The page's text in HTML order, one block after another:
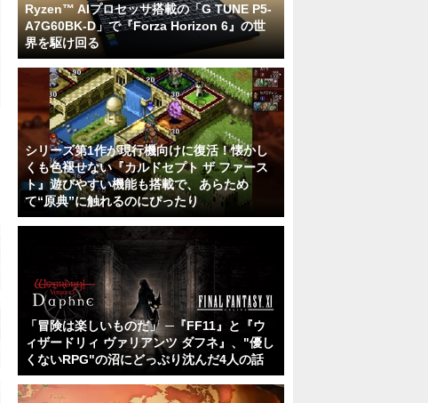
Ryzen™ AIプロセッサ搭載の「G TUNE P5-
A7G60BK-D」で『Forza Horizon 6』の世
界を駆け回る
シリーズ第1作が現行機向けに復活！懐かし
くも色褪せない『カルドセプト ザ ファース
ト』遊びやすい機能も搭載で、あらため
て“原典”に触れるのにぴったり
「冒険は楽しいものだ」 ─『FF11』と『ウ
ィザードリィ ヴァリアンツ ダフネ』、"優し
くないRPG"の沼にどっぷり沈んだ4人の話